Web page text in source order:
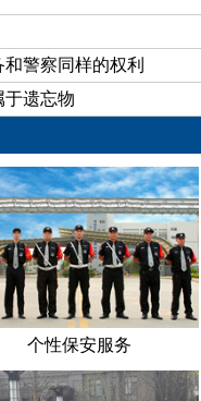
前多发的一类案件。汽
成盗窃罪；犯罪嫌疑人盗
不大，一般涉及两种罪
关证件罪，这两种罪名在
对该一行为定性为敲诈勒
密窃取数额较大的公私
，是指以非法占有为目
，强索公私财物，数额
盗窃国家机关的证件的行
警察同样的权利
于遗忘物
个性保安服务